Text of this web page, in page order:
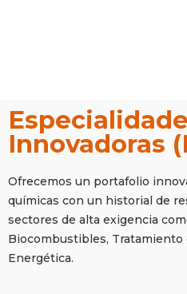
Innovadoras
Ofrecemos un portafolio
químicas con un historial de
sectores de alta exigencia
Biocombustibles, Tratamiento
Energética.